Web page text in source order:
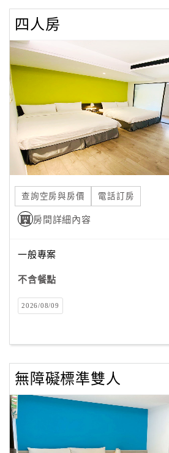
四人房
查詢空房與房價 電話訂房
房間詳細內容
一般專案
不含餐點
2026/08/09
無障礙標準雙人